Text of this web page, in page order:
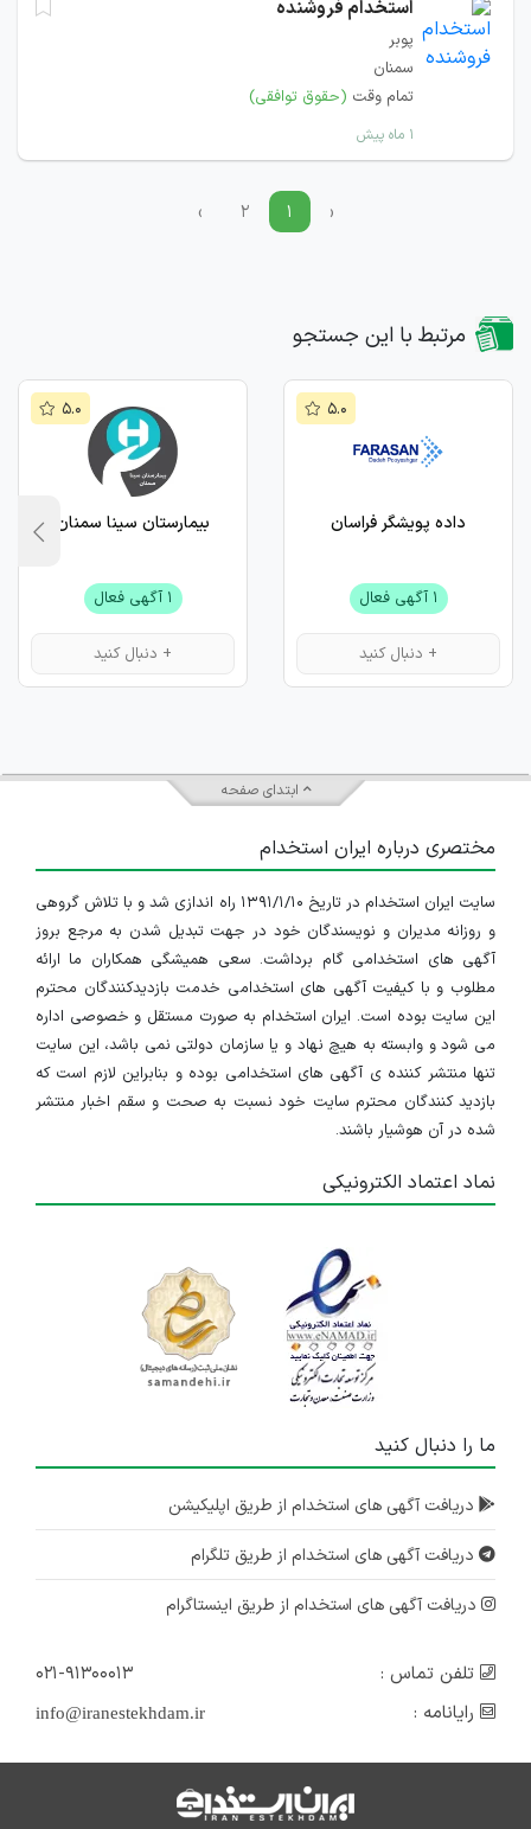
استخدام فروشنده
پوبر
سمنان
تمام وقت (حقوق توافقی)
۱ ماه پیش
‹ ۱ ۲ ›
مرتبط با این جستجو
داده پویشگر فراسان
۱ آگهی فعال
۵.۰
+ دنبال کنید
بیمارستان سینا سمنان
۱ آگهی فعال
۵.۰
+ دنبال کنید
ابتدای صفحه
مختصری درباره ایران استخدام
سایت ایران استخدام در تاریخ ۱۳۹۱/۱/۱۰ راه اندازی شد و با تلاش گروهی
و روزانه مدیران و نویسندگان خود در جهت تبدیل شدن به مرجع بروز
آگهی های استخدامی گام برداشت. سعی همیشگی همکاران ما ارائه
مطلوب و با کیفیت آگهی های استخدامی خدمت بازدیدکنندگان محترم
این سایت بوده است. ایران استخدام به صورت مستقل و خصوصی اداره
می شود و وابسته به هیچ نهاد و یا سازمان دولتی نمی باشد، این سایت
تنها منتشر کننده ی آگهی های استخدامی بوده و بنابراین لازم است که
بازدید کنندگان محترم سایت خود نسبت به صحت و سقم اخبار منتشر
شده در آن هوشیار باشند.
نماد اعتماد الکترونیکی
ما را دنبال کنید
دریافت آگهی های استخدام از طریق اپلیکیشن
دریافت آگهی های استخدام از طریق تلگرام
دریافت آگهی های استخدام از طریق اینستاگرام
تلفن تماس :
۰۲۱-۹۱۳۰۰۰۱۳
رایانامه :
info@iranestekhdam.ir